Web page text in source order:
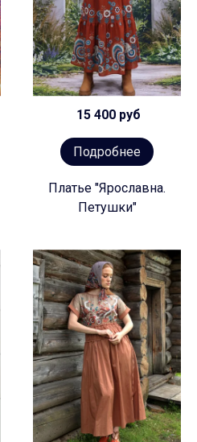
15 400 руб
Подробнее
Платье "Ярославна.
Петушки"